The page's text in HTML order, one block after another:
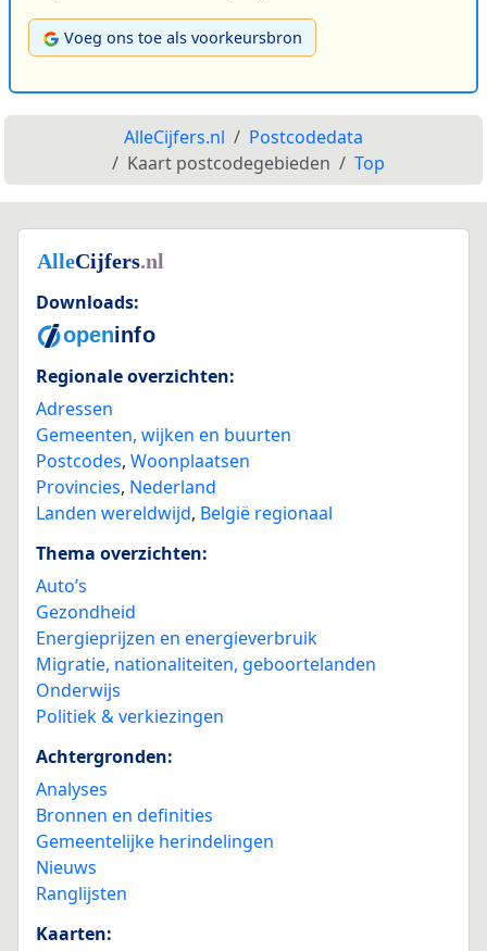
Voeg ons toe als voorkeursbron
AlleCijfers.nl
Postcodedata
Kaart postcodegebieden
Top
Downloads:
Regionale overzichten:
Adressen
Gemeenten, wijken en buurten
Postcodes, Woonplaatsen
Provincies, Nederland
Landen wereldwijd, België regionaal
Thema overzichten:
Auto’s
Gezondheid
Energieprijzen en energieverbruik
Migratie, nationaliteiten, geboortelanden
Onderwijs
Politiek & verkiezingen
Achtergronden:
Analyses
Bronnen en definities
Gemeentelijke herindelingen
Nieuws
Ranglijsten
Kaarten: